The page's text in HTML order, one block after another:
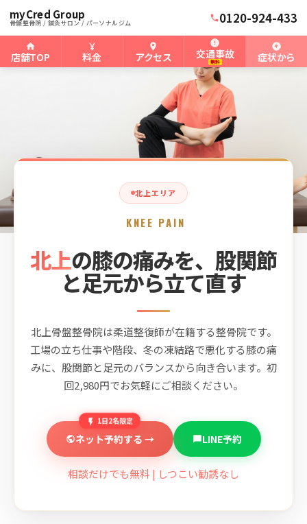
myCred Group
骨盤整骨院 / 鍼灸サロン / パーソナルジム 0120-924-433
店舗TOP 料金 アクセス 交通事故
無料 症状から
ホーム › 北上骨盤整骨院
北上エリア
KNEE PAIN
北上の膝の痛みを、股関節
と足元から立て直す
北上骨盤整骨院は柔道整復師が在籍する整骨院です。
工場の立ち仕事や階段、冬の凍結路で悪化する膝の痛
みに、股関節と足元のバランスから向き合います。初
回2,980円でお気軽にご相談ください。
1日2名限定
ネット予約する → LINE予約
相談だけでも無料 | しつこい勧誘なし